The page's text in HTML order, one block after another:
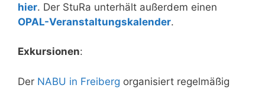
hier. Der StuRa unterhält außerdem einen
OPAL-Veranstaltungskalender.
Exkursionen:
Der NABU in Freiberg organisiert regelmäßig